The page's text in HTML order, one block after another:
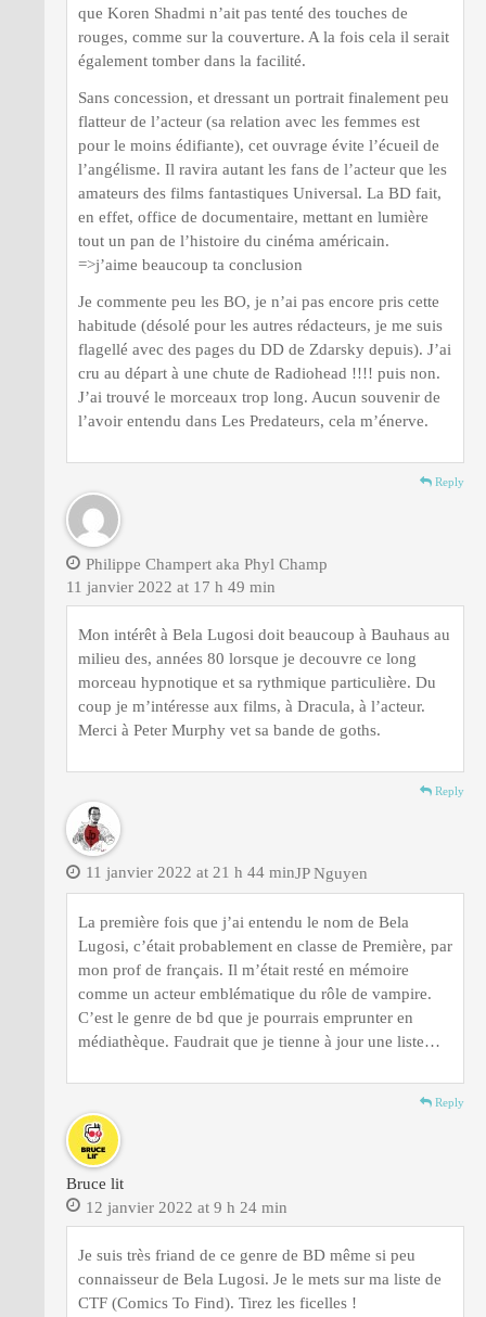
que Koren Shadmi n’ait pas tenté des touches de
rouges, comme sur la couverture. A la fois cela il serait
également tomber dans la facilité.
Sans concession, et dressant un portrait finalement peu
flatteur de l’acteur (sa relation avec les femmes est
pour le moins édifiante), cet ouvrage évite l’écueil de
l’angélisme. Il ravira autant les fans de l’acteur que les
amateurs des films fantastiques Universal. La BD fait,
en effet, office de documentaire, mettant en lumière
tout un pan de l’histoire du cinéma américain.
=>j’aime beaucoup ta conclusion
Je commente peu les BO, je n’ai pas encore pris cette
habitude (désolé pour les autres rédacteurs, je me suis
flagellé avec des pages du DD de Zdarsky depuis). J’ai
cru au départ à une chute de Radiohead !!!! puis non.
J’ai trouvé le morceaux trop long. Aucun souvenir de
l’avoir entendu dans Les Predateurs, cela m’énerve.
Reply
Philippe Champert aka Phyl Champ
11 janvier 2022 at 17 h 49 min
Mon intérêt à Bela Lugosi doit beaucoup à Bauhaus au
milieu des, années 80 lorsque je decouvre ce long
morceau hypnotique et sa rythmique particulière. Du
coup je m’intéresse aux films, à Dracula, à l’acteur.
Merci à Peter Murphy vet sa bande de goths.
Reply
JP Nguyen
11 janvier 2022 at 21 h 44 min
La première fois que j’ai entendu le nom de Bela
Lugosi, c’était probablement en classe de Première, par
mon prof de français. Il m’était resté en mémoire
comme un acteur emblématique du rôle de vampire.
C’est le genre de bd que je pourrais emprunter en
médiathèque. Faudrait que je tienne à jour une liste…
Reply
Bruce lit
12 janvier 2022 at 9 h 24 min
Je suis très friand de ce genre de BD même si peu
connaisseur de Bela Lugosi. Je le mets sur ma liste de
CTF (Comics To Find). Tirez les ficelles !